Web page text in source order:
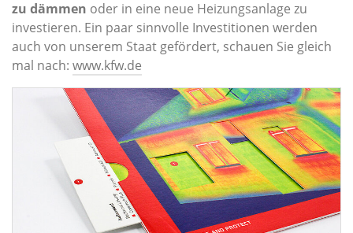
zu dämmen oder in eine neue Heizungsanlage zu
investieren. Ein paar sinnvolle Investitionen werden
auch von unserem Staat gefördert, schauen Sie gleich
mal nach: www.kfw.de